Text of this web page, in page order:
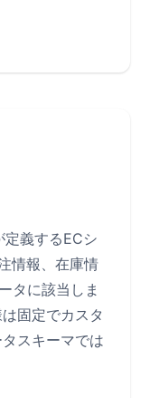
義するECシ
情報、在庫情
タに該当しま
固定でカスタ
スキーマでは